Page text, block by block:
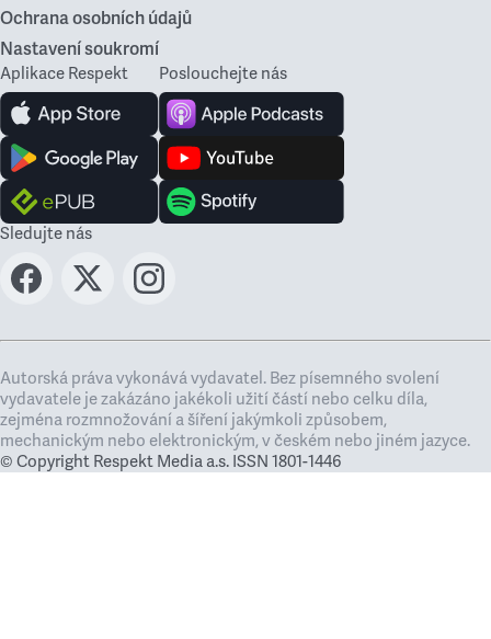
Ochrana osobních údajů
Nastavení soukromí
Aplikace Respekt Poslouchejte nás
Sledujte nás
Autorská práva vykonává vydavatel. Bez písemného svolení
vydavatele je zakázáno jakékoli užití částí nebo celku díla,
zejména rozmnožování a šíření jakýmkoli způsobem,
mechanickým nebo elektronickým, v českém nebo jiném jazyce.
© Copyright Respekt Media a.s. ISSN 1801-1446